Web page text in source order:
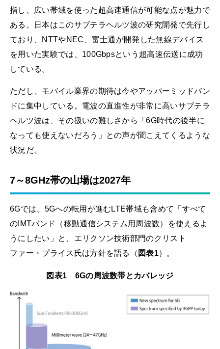
指し、広い帯域を使った超高速通信が可能な点が魅力で
ある。日本はこのサブテラヘルツ波の研究開発で先行し
ており、NTTやNEC、富士通が開発した無線デバイス
を用いた実験では、100Gbpsという超高速伝送に成功
している。
ただし、モバイル業界の期待は今やアッパーミッドバン
ドに集中している。電波の直進性が非常に高いサブテラ
ヘルツ波は、その扱いの難しさから「6G時代の後半に
なっても使えないだろう」との声が聞こえてくるような
状況だ。
7～8GHz帯の山場は2027年
6Gでは、5Gへの転用が進むLTE帯域も含めて「すべて
のIMTバンド（移動通信システム用周波数）を使えるよ
うにしたい」と、エリクソン技術部門のクリスト
ファー・プライス氏は方針を語る（ 図表1）。
図表1 6Gの周波数帯とカバレッジ